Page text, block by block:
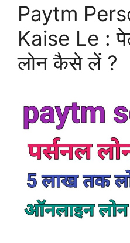
Paytm
Kaise Le :
लोन कैसे लें ?